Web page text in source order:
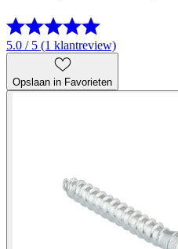
5.0 / 5 (1 klantreview)
Opslaan in Favorieten